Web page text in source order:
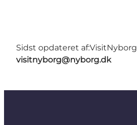
Sidst opdateret af:VisitNyborg
visitnyborg@nyborg.dk